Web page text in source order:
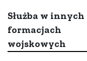
Służba w innych
formacjach
wojskowych